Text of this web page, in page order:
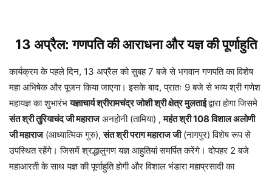
13 अप्रैल: गणपति की आराधना और यज्ञ की पूर्णाहुति
कार्यक्रम के पहले दिन, 13 अप्रैल को सुबह 7 बजे से भगवान गणपति का विशेष
महा अभिषेक और पूजन किया जाएगा। इसके बाद, प्रातः 9 बजे से भव्य श्री गणेश
महायज्ञ का शुभारंभयज्ञाचार्य श्रीरामचंद्र जोशी श्री क्षेत्र मुलताईद्वारा होगा जिसमे
संत श्री तुरियाचंद जी महाराजअनहोनी (तामिया) ,महंत श्री 108 विशाल अलोणी
जी महाराज(आध्यात्मिक गुरु),संत श्री पराग महाराज जी(नागपुर) विशेष रूप से
उपस्थित रहेंगे। जिसमें श्रद्धालुगण यज्ञ आहुतियां समर्पित करेंगे। दोपहर 2 बजे
महाआरती के साथ यज्ञ की पूर्णाहुति होगी और विशाल भंडारा महाप्रसादी का